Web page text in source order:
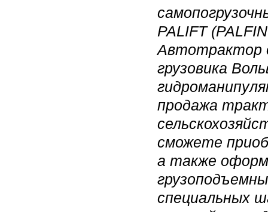
PALIFT
Автотрактор
грузовика
продажа
сможете
а также
специальных